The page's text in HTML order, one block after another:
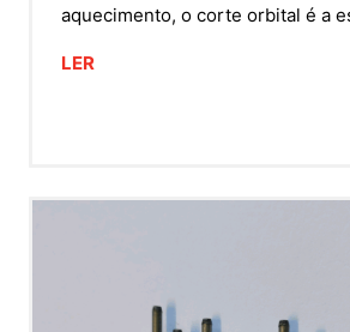
aquecimento, o corte orbital é a
LER